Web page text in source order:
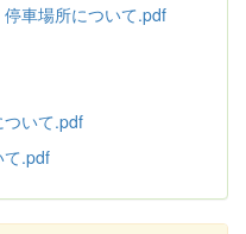
車場所について.pdf
ついて.pdf
て.pdf